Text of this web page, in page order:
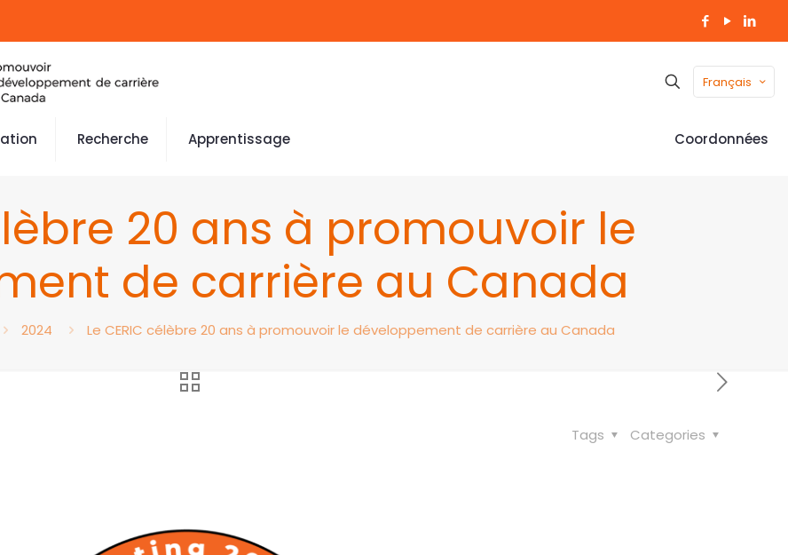
Français
Recherche Apprentissage Coordonnées
20 ans à promouvoir le
de carrière au Canada
2024 Le CERIC célèbre 20 ans à promouvoir le développement de carrière au Canada
Categories
Tags